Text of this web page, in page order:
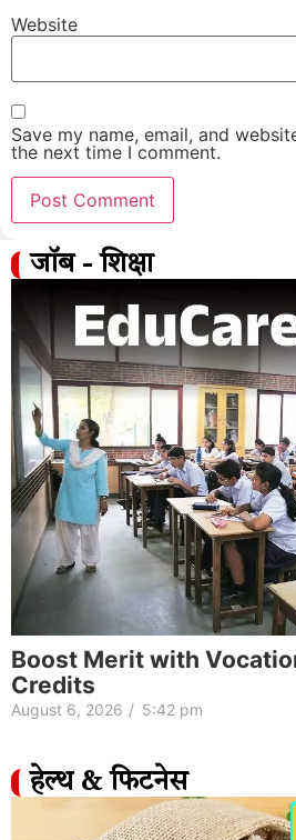
Website
Save my name, email, and
the next time I comment.
जॉब - शिक्षा
Boost Merit with
Credits
August 6, 2026 / 5:42 pm
हेल्थ & फिटनेस